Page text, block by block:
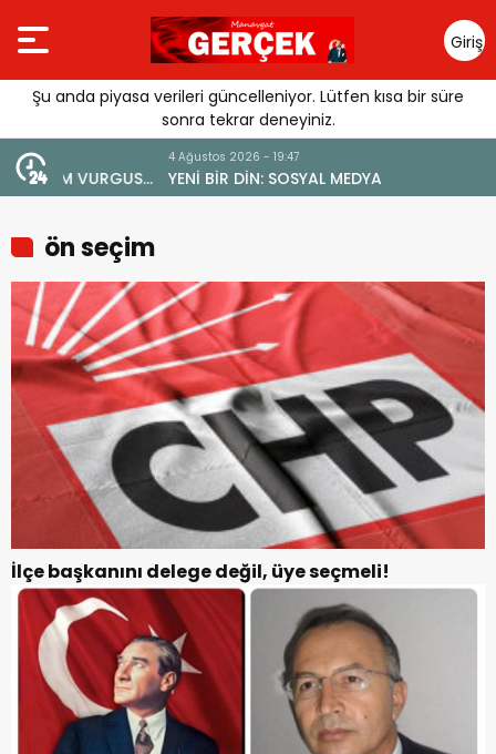
Giriş
Yap
Şu anda piyasa verileri güncelleniyor. Lütfen kısa bir süre
sonra tekrar deneyiniz.
4 Ağustos 2026 - 19:47
YENİ BİR DİN: SOSYAL MEDYA
ön seçim
İlçe başkanını delege değil, üye seçmeli!